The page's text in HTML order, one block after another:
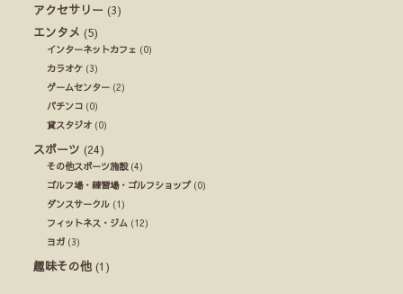
アクセサリー (3)
エンタメ (5)
インターネットカフェ (0)
カラオケ (3)
ゲームセンター (2)
パチンコ (0)
貸スタジオ (0)
スポーツ (24)
その他スポーツ施設(4)
ゴルフ場・練習場・ゴルフショップ(0)
ダンスサークル (1)
フィットネス・ジム (12)
ヨガ (3)
趣味その他 (1)